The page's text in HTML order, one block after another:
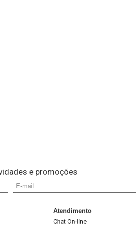
e promoções
Atendimento
Chat On-line